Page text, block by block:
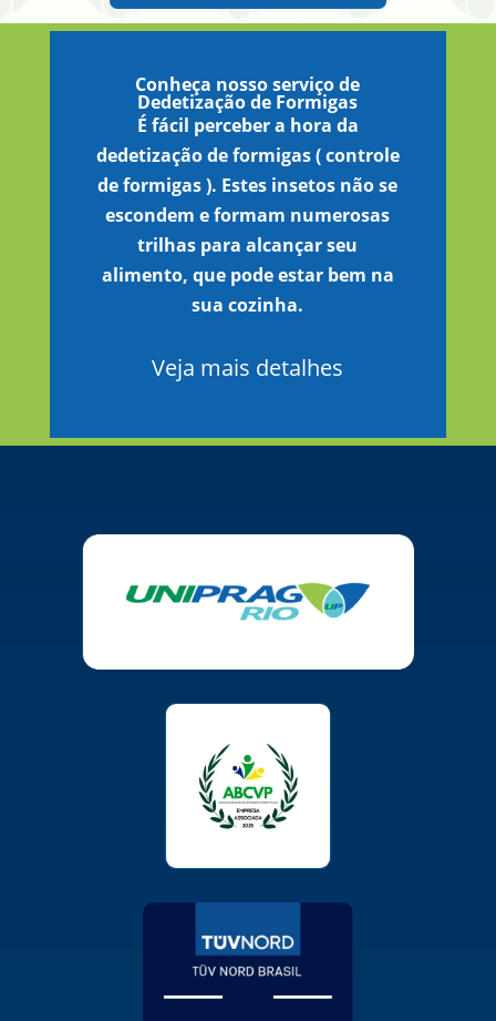
Conheça nosso serviço de
Dedetização de Formigas
É fácil perceber a hora da
dedetização de formigas ( controle
de formigas ). Estes insetos não se
escondem e formam numerosas
trilhas para alcançar seu
alimento, que pode estar bem na
sua cozinha.
Veja mais detalhes